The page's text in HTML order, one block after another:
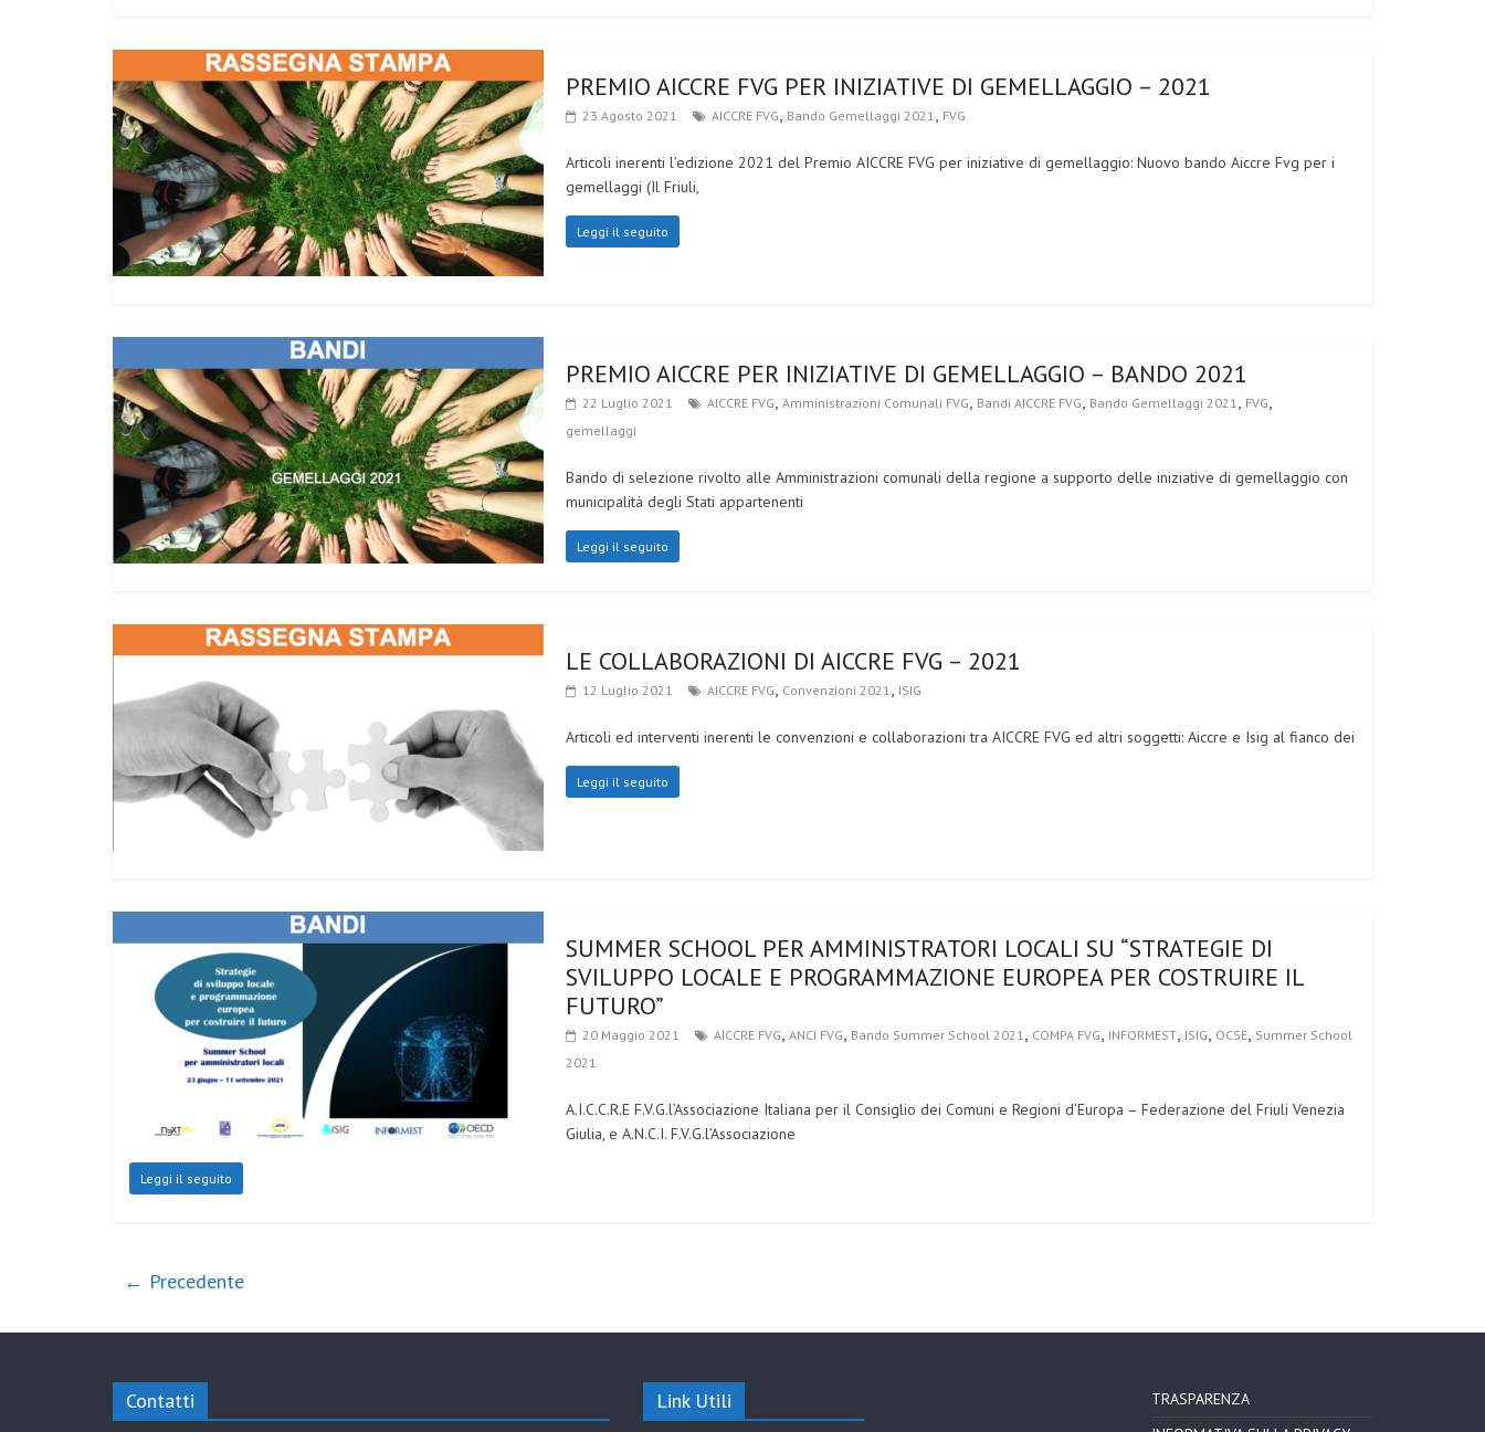
PREMIO AICCRE FVG PER INIZIATIVE DI GEMELLAGGIO – 2021
23 Agosto 2021 AICCRE FVG, Bando Gemellaggi 2021, FVG
Articoli inerenti l’edizione 2021 del Premio AICCRE FVG per iniziative di gemellaggio: Nuovo bando Aiccre Fvg per i
gemellaggi (Il Friuli,
Leggi il seguito
PREMIO AICCRE PER INIZIATIVE DI GEMELLAGGIO – BANDO 2021
22 Luglio 2021 AICCRE FVG, Amministrazioni Comunali FVG, Bandi AICCRE FVG, Bando Gemellaggi 2021, FVG,
gemellaggi
Bando di selezione rivolto alle Amministrazioni comunali della regione a supporto delle iniziative di gemellaggio con
municipalità degli Stati appartenenti
Leggi il seguito
LE COLLABORAZIONI DI AICCRE FVG – 2021
12 Luglio 2021 AICCRE FVG, Convenzioni 2021, ISIG
Articoli ed interventi inerenti le convenzioni e collaborazioni tra AICCRE FVG ed altri soggetti: Aiccre e Isig al fianco dei
Leggi il seguito
SUMMER SCHOOL PER AMMINISTRATORI LOCALI SU “STRATEGIE DI
SVILUPPO LOCALE E PROGRAMMAZIONE EUROPEA PER COSTRUIRE IL
FUTURO”
20 Maggio 2021 AICCRE FVG, ANCI FVG, Bando Summer School 2021, COMPA FVG, INFORMEST, ISIG, OCSE, Summer School
2021
A.I.C.C.R.E F.V.G.l’Associazione Italiana per il Consiglio dei Comuni e Regioni d’Europa – Federazione del Friuli Venezia
Giulia, e A.N.C.I. F.V.G.l’Associazione
Leggi il seguito
← Precedente
Contatti Link Utili
TRASPARENZA